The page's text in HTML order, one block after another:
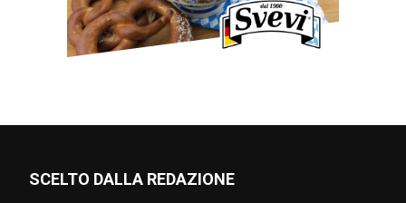
SCELTO DALLA REDAZIONE